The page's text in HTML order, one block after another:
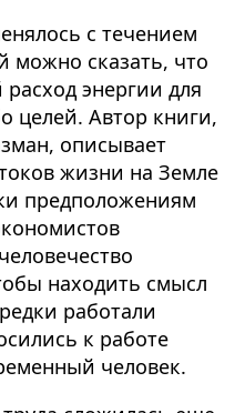
с течением
можно сказать, что
энергии для
целей. Автор книги,
описывает
жизни на Земле
предположениям
находить смысл
работали
к работе
человек.